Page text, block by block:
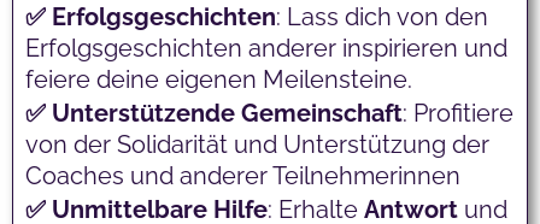
✅ Erfolgsgeschichten: Lass dich von den
Erfolgsgeschichten anderer inspirieren und
feiere deine eigenen Meilensteine.
✅ Unterstützende Gemeinschaft: Profitiere
von der Solidarität und Unterstützung der
Coaches und anderer Teilnehmerinnen
✅ Unmittelbare Hilfe: Erhalte Antwort und